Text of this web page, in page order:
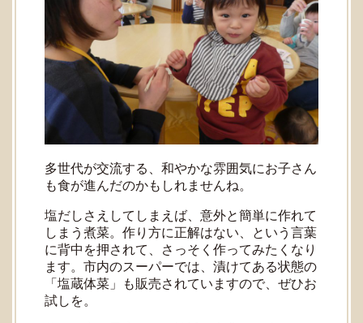
多世代が交流する、和やかな雰囲気にお子さん
も食が進んだのかもしれませんね。
塩だしさえしてしまえば、意外と簡単に作れて
しまう煮菜。作り方に正解はない、という言葉
に背中を押されて、さっそく作ってみたくなり
ます。市内のスーパーでは、漬けてある状態の
「塩蔵体菜」も販売されていますので、ぜひお
試しを。